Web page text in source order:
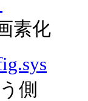
素化
側